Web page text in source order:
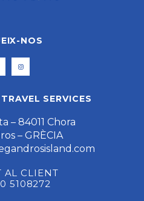
NOS
SERVICES
– 84011 Chora
– GRÈCIA
AL CLIENT
5108272